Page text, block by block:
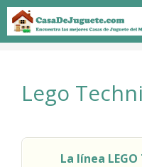
Saltar
contenido
Lego
La línea